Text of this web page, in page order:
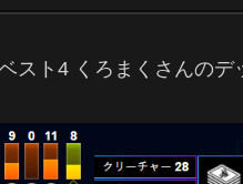
ト4 くろまくさんのデ